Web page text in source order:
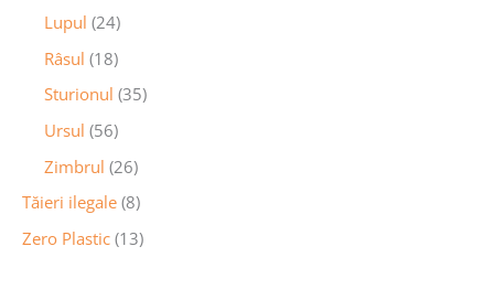
Lupul (24)
Râsul (18)
Sturionul (35)
Ursul (56)
Zimbrul (26)
Tăieri ilegale (8)
Zero Plastic (13)